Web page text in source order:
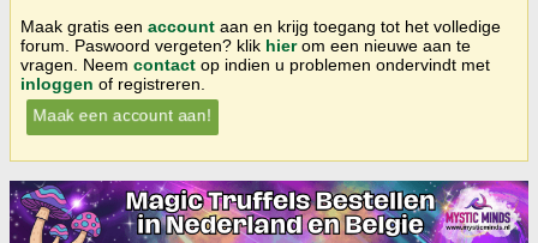
Maak gratis een account aan en krijg toegang tot het volledige
forum. Paswoord vergeten? klik hierom een nieuwe aan te
vragen. Neem contact op indien u problemen ondervindt met
inloggen of registreren.
Maak een account aan!